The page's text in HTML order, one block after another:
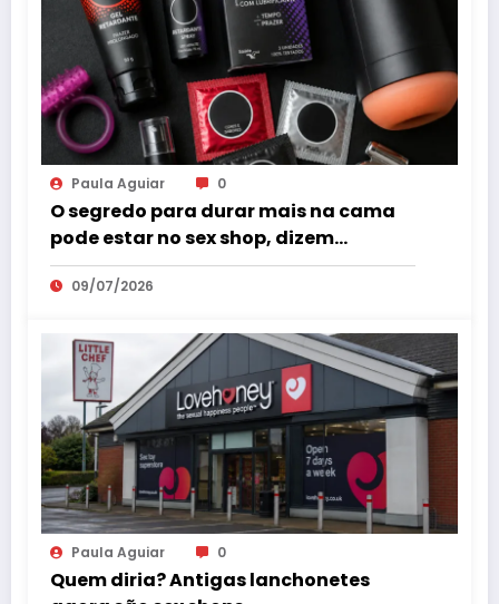
Paula Aguiar 0
O segredo para durar mais na cama
pode estar no sex shop, dizem
especialistas em saúde sexual
09/07/2026
Paula Aguiar 0
Quem diria? Antigas lanchonetes